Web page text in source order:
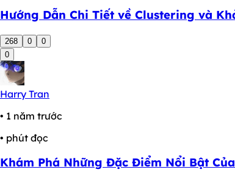
Hướng Dẫn Chi Tiết về Clustering và
268 0
0
0
Harry Tran
• 1 năm trước
• phút đọc
Khám Phá Những Đặc Điểm Nổi Bật